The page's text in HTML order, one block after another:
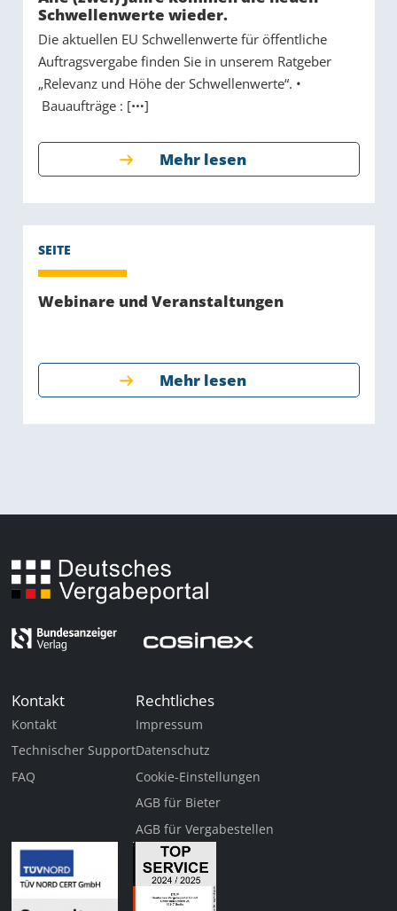
Schwellenwerte wieder.
Die aktuellen EU Schwellenwerte für öffentliche
Auftragsvergabe finden Sie in unserem Ratgeber
„Relevanz und Höhe der Schwellenwerte“. •
Bauaufträge : [
]
Mehr lesen
Webinare und Veranstaltungen
Mehr lesen
Kontakt
Kontakt
Technischer Support
FAQ
Rechtliches
Impressum
Datenschutz
Cookie-Einstellungen
AGB für Bieter
AGB für Vergabestellen